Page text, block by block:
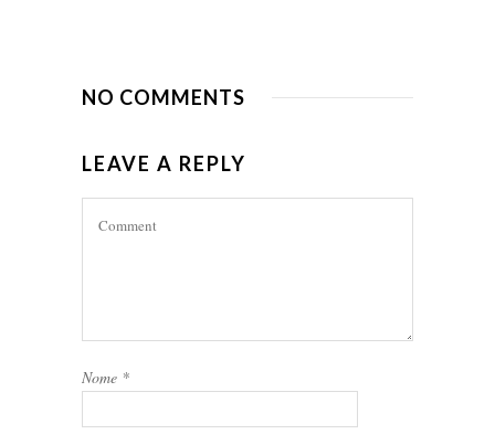
NO COMMENTS
LEAVE A REPLY
Nome *